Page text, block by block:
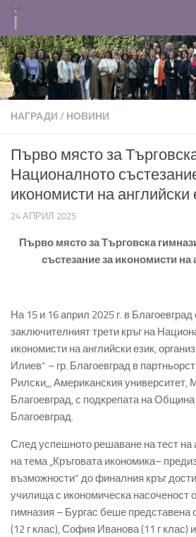
НАГРАДИ / НОВИНИ
Първо място за
Националното
икономисти на английски
24 АПРИЛ 2025
Първо място за Търговска
състезание за икономисти на
На15 и 16април 2025 г. в Благоевград
заключителнияттрети кръг на
икономисти на английски език,
Илиев“ – гр. Благоевград в
Рилски„, Американския университет,
Благоевград,с подкрепата наОбщина
Благоевград.
Следуспешното решаване натест на
натема„Кръговата икономика–
възможности“ дофиналния кръг
училищас икономическа насоченост
гимназия – Бургас беше представена
(12 г клас), София Иванова (11 г